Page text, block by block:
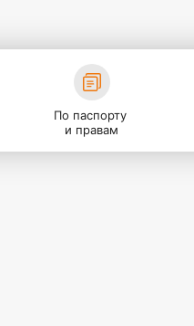
По паспорту
и правам